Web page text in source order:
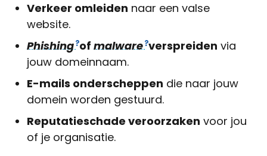
Verkeer omleiden naar een valse
website.
Phishingof malwareverspreiden via
jouw domeinnaam.
E-mails onderscheppen die naar jouw
domein worden gestuurd.
Reputatieschade veroorzaken voor jou
of je organisatie.